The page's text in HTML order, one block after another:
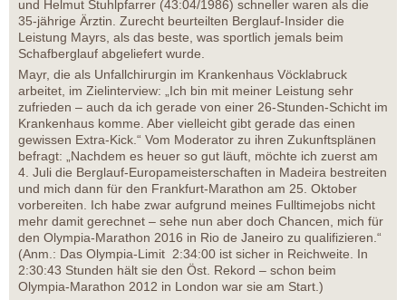
und Helmut Stuhlpfarrer (43:04/1986) schneller waren als die
35-jährige Ärztin. Zurecht beurteilten Berglauf-Insider die
Leistung Mayrs, als das beste, was sportlich jemals beim
Schafberglauf abgeliefert wurde.
Mayr, die als Unfallchirurgin im Krankenhaus Vöcklabruck
arbeitet, im Zielinterview: „Ich bin mit meiner Leistung sehr
zufrieden – auch da ich gerade von einer 26-Stunden-Schicht im
Krankenhaus komme. Aber vielleicht gibt gerade das einen
gewissen Extra-Kick.“ Vom Moderator zu ihren Zukunftsplänen
befragt: „Nachdem es heuer so gut läuft, möchte ich zuerst am
4. Juli die Berglauf-Europameisterschaften in Madeira bestreiten
und mich dann für den Frankfurt-Marathon am 25. Oktober
vorbereiten. Ich habe zwar aufgrund meines Fulltimejobs nicht
mehr damit gerechnet – sehe nun aber doch Chancen, mich für
den Olympia-Marathon 2016 in Rio de Janeiro zu qualifizieren.“
(Anm.: Das Olympia-Limit 2:34:00 ist sicher in Reichweite. In
2:30:43 Stunden hält sie den Öst. Rekord – schon beim
Olympia-Marathon 2012 in London war sie am Start.)